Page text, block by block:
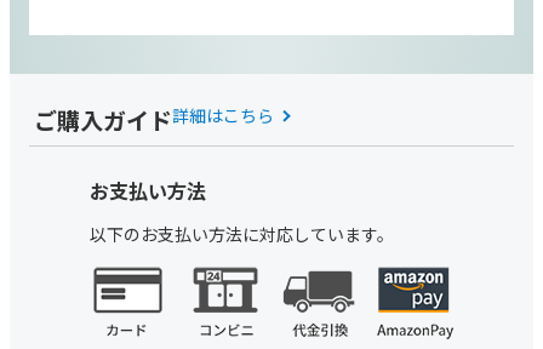
ご購入ガイド詳細はこちら
お支払い方法
以下のお支払い方法に対応しています。